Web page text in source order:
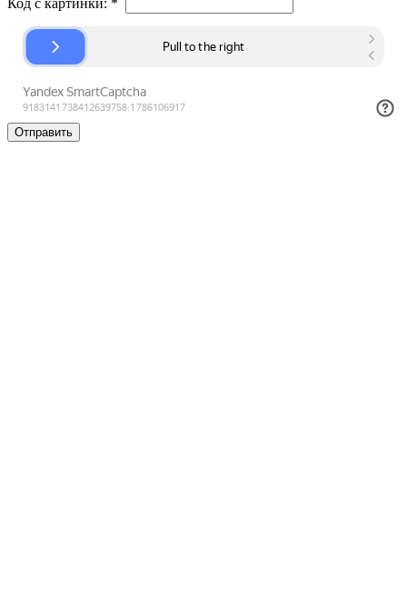
Код с картинки: *